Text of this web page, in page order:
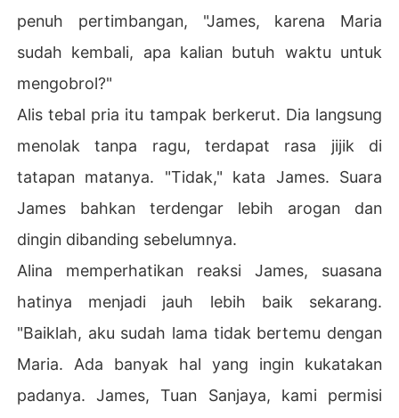
penuh pertimbangan, "James, karena Maria
sudah kembali, apa kalian butuh waktu untuk
mengobrol?"
Alis tebal pria itu tampak berkerut. Dia langsung
menolak tanpa ragu, terdapat rasa jijik di
tatapan matanya. "Tidak," kata James. Suara
James bahkan terdengar lebih arogan dan
dingin dibanding sebelumnya.
Alina memperhatikan reaksi James, suasana
hatinya menjadi jauh lebih baik sekarang.
"Baiklah, aku sudah lama tidak bertemu dengan
Maria. Ada banyak hal yang ingin kukatakan
padanya. James, Tuan Sanjaya, kami permisi